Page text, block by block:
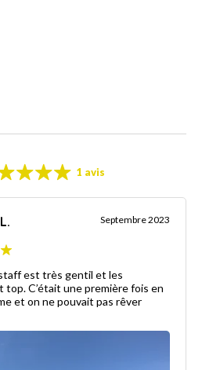
1 avis
Septembre 2023
est très gentil et les
C’était une première fois en
et on ne pouvait pas rêver